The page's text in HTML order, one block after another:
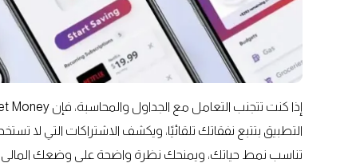
التطبيق بتتبع نفقاتك تلقائيًا، ويكشف الاشتراكات التي لا
تناسب نمط حياتك، ويمنحك نظرة واضحة على وضعك المالي،